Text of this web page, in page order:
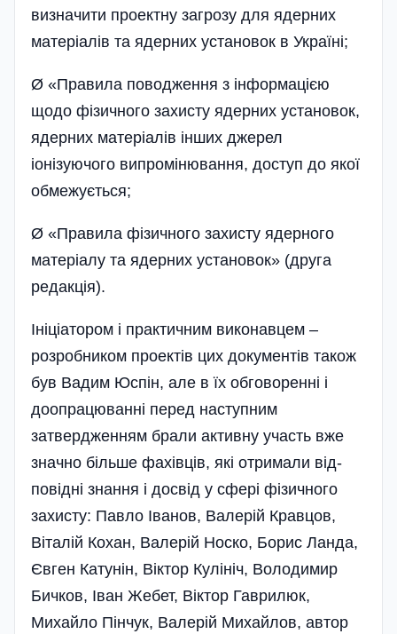
визначити проектну загрозу для ядерних
матеріалів та ядерних установок в Україні;
Ø «Правила поводження з інформацією
щодо фізичного захисту ядерних установок,
ядерних матеріалів інших джерел
іонізуючого випромінювання, доступ до якої
обмежується­;
Ø «Правила фізичного захисту ядерного
матеріалу та ядерних установок» (друга
редакція).
Ініціатором і практичним виконавцем –
розробником проектів цих документів також
був Вадим Юспін, але в їх обговоренні і
доопрацюванні перед наступним
затвердженням брали активну участь вже
значно більше фахівців, які отримали від­
повідні знання і досвід у сфері фізичного
захисту: Павло Іванов, Валерій Кравцов,
Віталій Кохан, Валерій Носко, Борис Ланда,
Євген Катунін, Вік­тор Кулініч, Володимир
Бичков, Іван Жебет, Віктор Гаврилюк,
Михайло Пінчук, Валерій Михайлов, автор